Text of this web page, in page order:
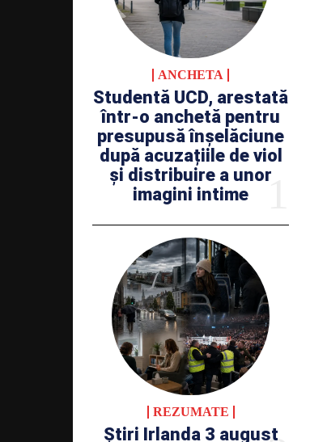
ANCHETA
Studentă UCD, arestată
într-o anchetă pentru
presupusă înșelăciune
după acuzațiile de viol
și distribuire a unor
imagini intime
REZUMATE
Știri Irlanda 3 august